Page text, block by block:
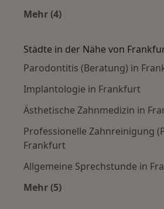
Mehr (4)
Städte in der Nähe von
Parodontitis (Beratung) in
Implantologie in Frankfurt
Ästhetische Zahnmedizin in
Professionelle Zahnreinigung
Frankfurt
Allgemeine Sprechstunde in
Mehr (5)